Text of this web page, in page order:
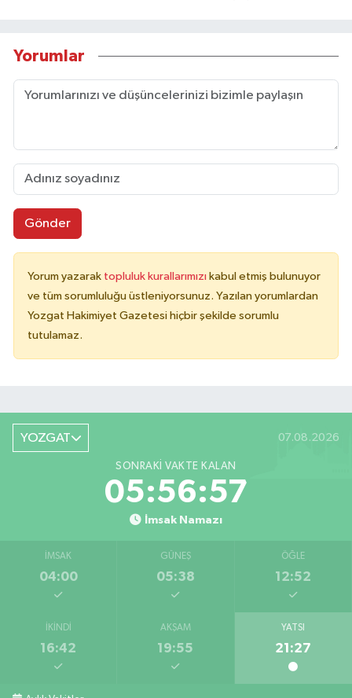
Yorumlar
Gönder
Yorum yazarak topluluk kurallarımızı kabul etmiş bulunuyor
ve tüm sorumluluğu üstleniyorsunuz. Yazılan yorumlardan
Yozgat Hakimiyet Gazetesi hiçbir şekilde sorumlu
tutulamaz.
YOZGAT 07.08.2026
SONRAKI VAKTE KALAN
05:56:57
İmsak Namazı
İMSAK
04:00
GÜNEŞ
05:38
ÖĞLE
12:52
İKINDI
16:42
AKŞAM
19:55
YATSI
21:27